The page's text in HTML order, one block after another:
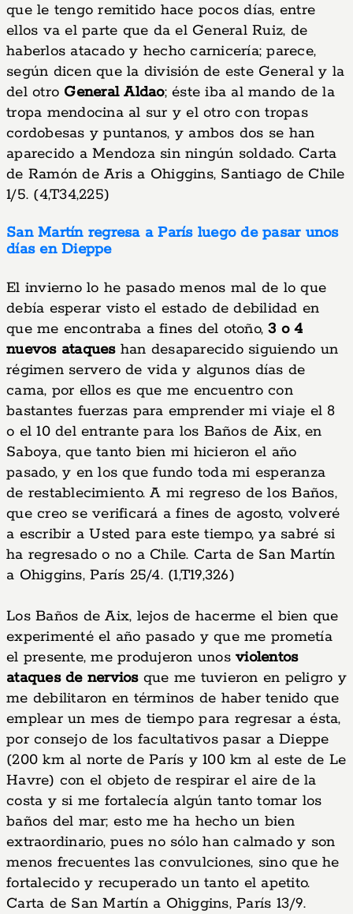
que le tengo remitido hace pocos días, entre
ellos va el parte que da el General Ruiz, de
haberlos atacado y hecho carnicería; parece,
según dicen que la división de este General y la
del otro General Aldao; éste iba al mando de la
tropa mendocina al sur y el otro con tropas
cordobesas y puntanos, y ambos dos se han
aparecido a Mendoza sin ningún soldado. Carta
de Ramón de Aris a Ohiggins, Santiago de Chile
1/5. (4,T34,225)
San Martín regresa a París luego de pasar unos
días en Dieppe
El invierno lo he pasado menos mal de lo que
debía esperar visto el estado de debilidad en
que me encontraba a fines del otoño,3 o 4
nuevos ataqueshan desaparecido siguiendo un
régimen servero de vida y algunos días de
cama, por ellos es que me encuentro con
bastantes fuerzas para emprender mi viaje el 8
o el 10 del entrante para los Baños de Aix, en
Saboya, que tanto bien mi hicieron el año
pasado, y en los que fundo toda mi esperanza
de restablecimiento. A mi regreso de los Baños,
que creo se verificará a fines de agosto, volveré
a escribir a Usted para este tiempo, ya sabré si
ha regresado o no a Chile. Carta de San Martín
a Ohiggins, París 25/4. (1,T19,326)
Los Baños de Aix, lejos de hacerme el bien que
experimenté el año pasado y que me prometía
el presente, me produjeron unos violentos
ataques de nerviosque me tuvieron en peligro y
me debilitaron en términos de haber tenido que
emplear un mes de tiempo para regresar a ésta,
por consejo de los facultativos pasar a Dieppe
(200 km al norte de París y 100 km al este de Le
Havre) con el objeto de respirar el aire de la
costa y si me fortalecía algún tanto tomar los
baños del mar; esto me ha hecho un bien
extraordinario, pues no sólo han calmado y son
menos frecuentes las convulciones, sino que he
fortalecido y recuperado un tanto el apetito.
Carta de San Martín a Ohiggins, París 13/9.